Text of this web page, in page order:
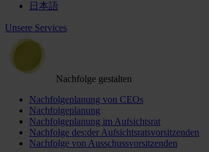
日本語
Unsere Services
Nachfolge gestalten
Nachfolgeplanung von CEOs
Nachfolgeplanung
Nachfolgeplanung im Aufsichtsrat
Nachfolge des:der Aufsichtsratsvorsitzenden
Nachfolge von Ausschussvorsitzenden